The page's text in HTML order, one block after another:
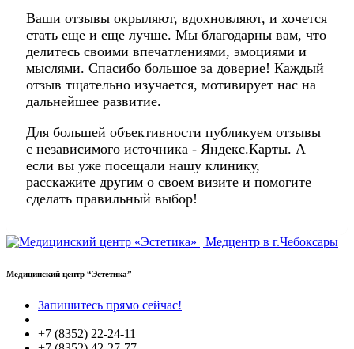
Ваши отзывы окрыляют, вдохновляют, и хочется
стать еще и еще лучше. Мы благодарны вам, что
делитесь своими впечатлениями, эмоциями и
мыслями. Спасибо большое за доверие! Каждый
отзыв тщательно изучается, мотивирует нас на
дальнейшее развитие.
Для большей объективности публикуем отзывы
с независимого источника - Яндекс.Карты. А
если вы уже посещали нашу клинику,
расскажите другим о своем визите и помогите
сделать правильный выбор!
Медицинский центр “Эстетика”
Запишитесь прямо сейчас!
+7 (8352) 22-24-11